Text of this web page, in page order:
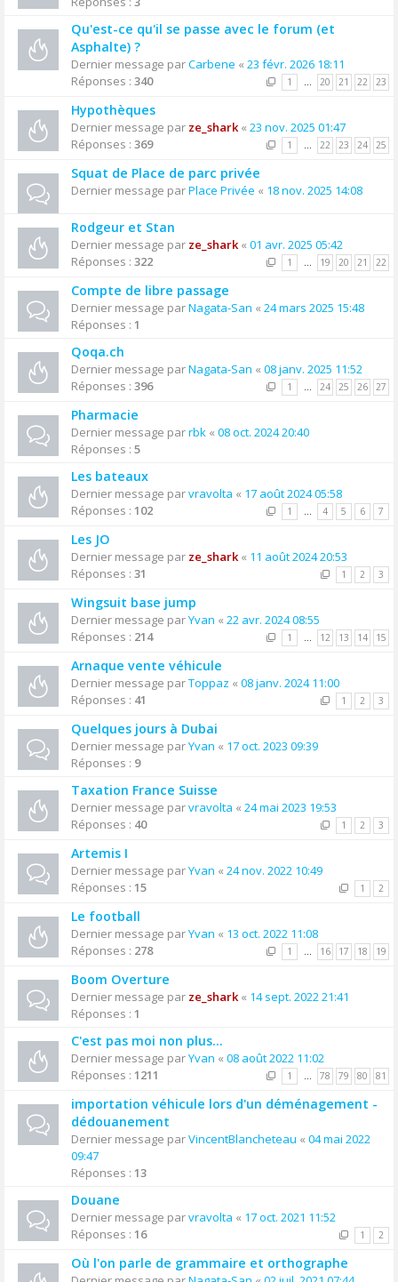
Qu'est-ce qu'il se passe avec le forum (et
Asphalte) ?
Dernier message parCarbene « 23 févr. 2026 18:11
Réponses : 340 1 … 20 21 22 23
Hypothèques
Dernier message par ze_shark« 23 nov. 2025 01:47
Réponses : 369 1 … 22 23 24 25
Squat de Place de parc privée
Dernier message parPlace Privée « 18 nov. 2025 14:08
Rodgeur et Stan
Dernier message par ze_shark« 01 avr. 2025 05:42
Réponses : 322 1 … 19 20 21 22
Compte de libre passage
Dernier message parNagata-San « 24 mars 2025 15:48
Réponses : 1
Qoqa.ch
Dernier message parNagata-San « 08 janv. 2025 11:52
Réponses : 396 1 … 24 25 26 27
Pharmacie
Dernier message parrbk « 08 oct. 2024 20:40
Réponses : 5
Les bateaux
Dernier message parvravolta « 17 août 2024 05:58
Réponses : 102 1 … 4 5 6 7
Les JO
Dernier message par ze_shark« 11 août 2024 20:53
Réponses : 31 1 2 3
Wingsuit base jump
Dernier message parYvan « 22 avr. 2024 08:55
Réponses : 214 1 … 12 13 14 15
Arnaque vente véhicule
Dernier message parToppaz « 08 janv. 2024 11:00
Réponses : 41 1 2 3
Quelques jours à Dubai
Dernier message parYvan « 17 oct. 2023 09:39
Réponses : 9
Taxation France Suisse
Dernier message parvravolta « 24 mai 2023 19:53
Réponses : 40 1 2 3
Artemis I
Dernier message parYvan « 24 nov. 2022 10:49
Réponses : 15 1 2
Le football
Dernier message parYvan « 13 oct. 2022 11:08
Réponses : 278 1 … 16 17 18 19
Boom Overture
Dernier message par ze_shark« 14 sept. 2022 21:41
Réponses : 1
C'est pas moi non plus...
Dernier message parYvan « 08 août 2022 11:02
Réponses : 1211 1 … 78 79 80 81
importation véhicule lors d'un déménagement -
dédouanement
Dernier message parVincentBlancheteau « 04 mai 2022
09:47
Réponses : 13
Douane
Dernier message parvravolta « 17 oct. 2021 11:52
Réponses : 16 1 2
Où l'on parle de grammaire et orthographe